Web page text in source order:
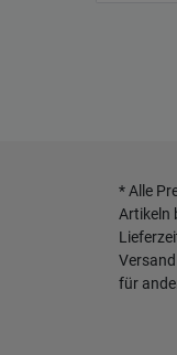
* Alle
Artikeln
für